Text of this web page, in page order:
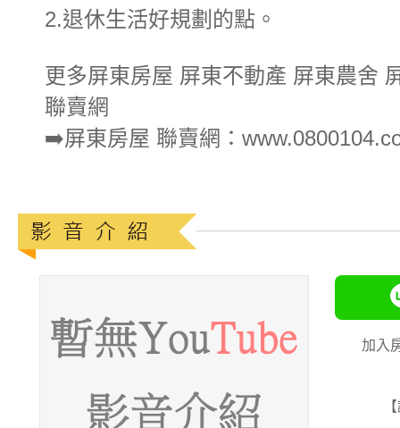
2.退休生活好規劃的點。
更多屏東房屋 屏東不動產 屏東農舍
聯賣網
➡️屏東房屋 聯賣網：
加入